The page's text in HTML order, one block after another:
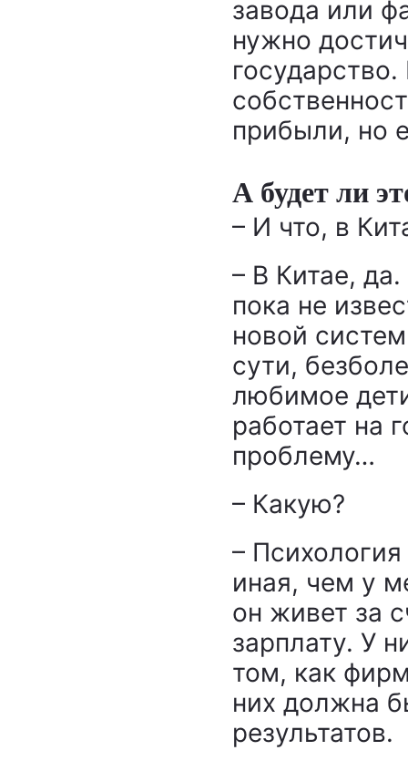
завода или
нужно
прибыли, но
А будет ли
– И что, в
– В Китае,
пока не
новой
сути,
любимое
работает на
проблему…
– Какую?
–
иная, чем у
он живет за
зарплату. У
том, как
них должна
результатов.